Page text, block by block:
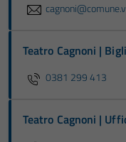
Teatro Cagnoni |
0381 299 413
Teatro Cagnoni |